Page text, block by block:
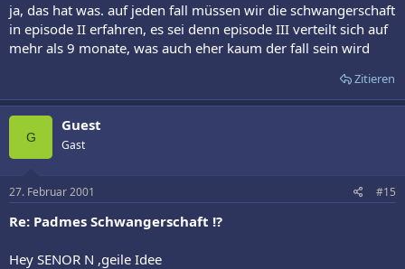
ja, das hat was. auf jeden fall müssen wir die schwangerschaft
in episode II erfahren, es sei denn episode III verteilt sich auf
mehr als 9 monate, was auch eher kaum der fall sein wird
Zitieren
G
Guest
Gast
27. Februar 2001 #15
Re: Padmes Schwangerschaft !?
Hey SENOR N ,geile Idee